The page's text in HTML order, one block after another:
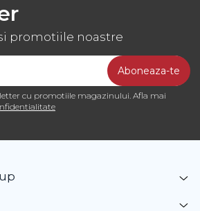
promotiile noastre
cu promotiile magazinului. Afla mai